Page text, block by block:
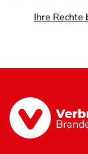
Ihre Rechte